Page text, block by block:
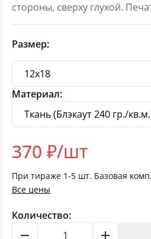
стороны, сверху глухой.
Размер:
Материал:
370 ₽/шт
При тираже 1-5 шт. Базовая
Все цены
Количество: